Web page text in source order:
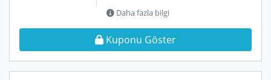
Daha fazla bilgi
Kuponu Göster